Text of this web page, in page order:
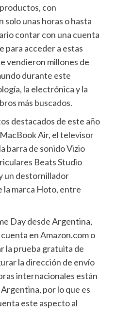
con
solo unas horas o hasta
contar con una cuenta
para acceder a estas
vendieron millones de
durante este
la electrónica y la
más buscados.
destacados de este año
Air, el televisor
barra de sonido Vizio
Beats Studio
un destornillador
marca Hoto, entre
Day desde Argentina,
en Amazon.com o
la prueba gratuita de
la dirección de envío
internacionales están
por lo que es
este aspecto al